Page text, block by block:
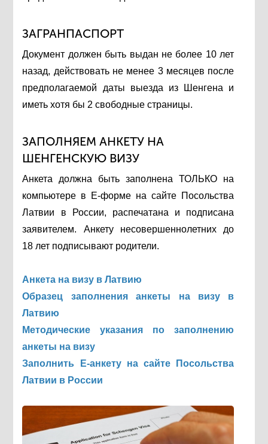
ЗАГРАНПАСПОРТ
Документ должен быть выдан не более 10 лет
назад, действовать не менее 3 месяцев после
предполагаемой даты выезда из Шенгена и
иметь хотя бы 2 свободные страницы.
ЗАПОЛНЯЕМ АНКЕТУ НА
ШЕНГЕНСКУЮ ВИЗУ
Анкета должна быть заполнена ТОЛЬКО на
компьютере в Е-форме на сайте Посольства
Латвии в России, распечатана и подписана
заявителем. Анкету несовершеннолетних до
18 лет подписывают родители.
Анкета на визу в Латвию
Образец заполнения анкеты на визу в
Латвию
Методические указания по заполнению
анкеты на визу
Заполнить Е-анкету на сайте Посольства
Латвии в России